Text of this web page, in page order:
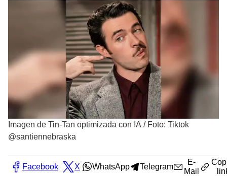
Imagen de Tin-Tan optimizada con IA / Foto: Tiktok
@santiennebraska
Facebook X WhatsApp Telegram
E-
Mail